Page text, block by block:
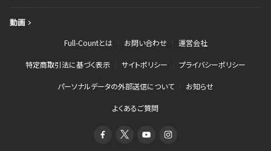
動画
Full-Countとは お問い合わせ 運営会社
特定商取引法に基づく表示 サイトポリシー プライバシーポリシー
パーソナルデータの外部送信について お知らせ
よくあるご質問